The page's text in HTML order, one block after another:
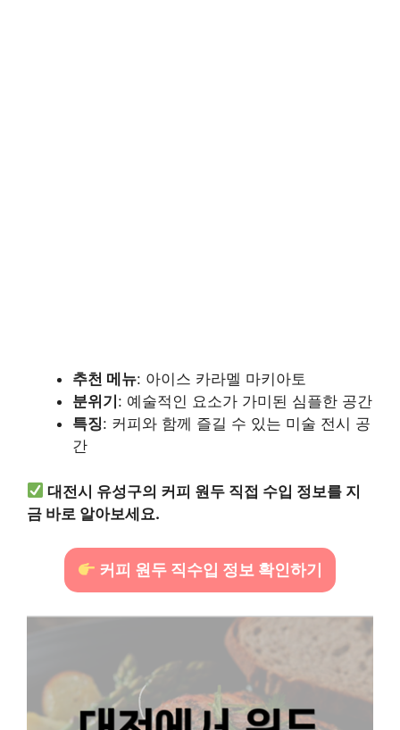
추천 메뉴: 아이스 카라멜 마키아토
분위기 : 예술적인 요소가 가미된 심플한 공간
특징: 커피와 함께 즐길 수 있는 미술 전시 공
간
대전시 유성구의 커피 원두 직접 수입 정보를 지
금 바로 알아보세요.
커피 원두 직수입 정보 확인하기